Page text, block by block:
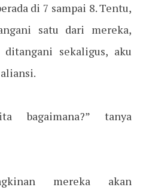
di 7 sampai 8. Tentu,
satu dari mereka,
sekaligus, aku
bagaimana?” tanya
mereka akan